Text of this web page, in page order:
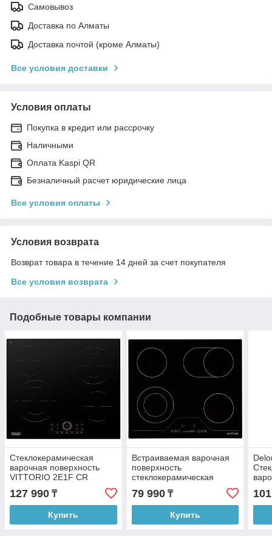
Самовывоз
Доставка по Алматы
Доставка почтой (кроме Алматы)
Все условия доставки
Условия оплаты
Покупка в кредит или рассрочку
Наличными
Оплата Kaspi QR
Безналичный расчет юридические лица
Все условия оплаты
Условия возврата
Возврат товара в течение 14 дней за счет покупателя
Все условия возврата
Подобные товары компании
Стеклокерамическая
варочная поверхность
VITTORIO 2E1F CR
127 990 ₸
Купить
Встраиваемая варочная
поверхность
стеклокерамическая
79 990₸
Купить